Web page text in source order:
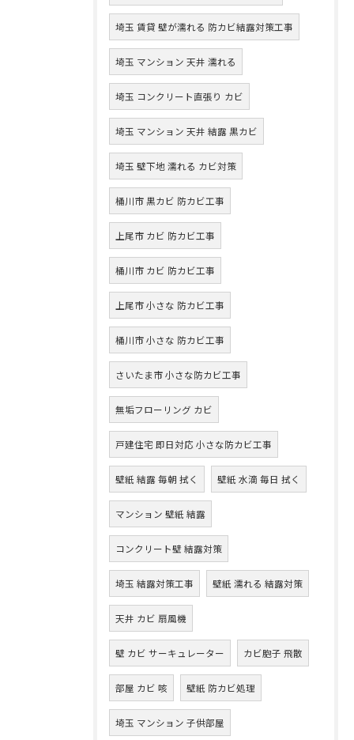
埼玉 賃貸 壁が濡れる 防カビ結露対策工事
埼玉 マンション 天井 濡れる
埼玉 コンクリート直張り カビ
埼玉 マンション 天井 結露 黒カビ
埼玉 壁下地 濡れる カビ対策
桶川市 黒カビ 防カビ工事
上尾市 カビ 防カビ工事
桶川市 カビ 防カビ工事
上尾市 小さな 防カビ工事
桶川市 小さな 防カビ工事
さいたま市 小さな防カビ工事
無垢フローリング カビ
戸建住宅 即日対応 小さな防カビ工事
壁紙 結露 毎朝 拭く 壁紙 水滴 毎日 拭く
マンション 壁紙 結露
コンクリート壁 結露対策
埼玉 結露対策工事 壁紙 濡れる 結露対策
天井 カビ 扇風機
壁 カビ サーキュレーター カビ胞子 飛散
部屋 カビ 咳 壁紙 防カビ処理
埼玉 マンション 子供部屋